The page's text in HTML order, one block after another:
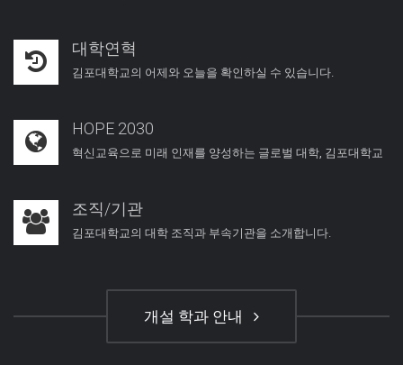
대학연혁
김포대학교의 어제와 오늘을 확인하실 수 있습니다.
HOPE 2030
혁신교육으로 미래 인재를 양성하는 글로벌 대학, 김포대학교
조직/기관
김포대학교의 대학 조직과 부속기관을 소개합니다.
개설 학과 안내